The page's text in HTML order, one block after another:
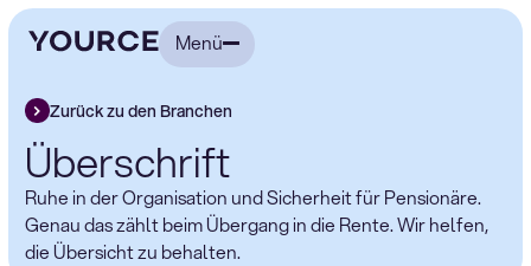
Menü
Zurück zu den Branchen
Überschrift
Ruhe in der Organisation und Sicherheit für Pensionäre.
Genau das zählt beim Übergang in die Rente. Wir helfen,
die Übersicht zu behalten.